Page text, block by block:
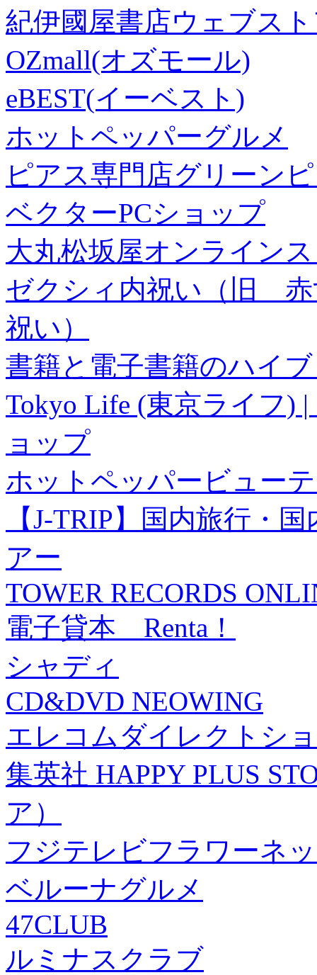
紀伊國屋書店ウェブス
OZmall(オズモール)
eBEST(イーベスト)
ホットペッパーグルメ
ピアス専門店グリーン
ベクターPCショップ
大丸松坂屋オンライン
ゼクシィ内祝い（旧 赤
祝い）
書籍と電子書籍のハイ
Tokyo Life (東京ライフ)
ョップ
ホットペッパービュー
【J-TRIP】国内旅行・
アー
TOWER RECORDS
電子貸本 Renta！
シャディ
CD&DVD NEOWING
エレコムダイレクトシ
集英社 HAPPY PLUS
ア）
フジテレビフラワーネ
ベルーナグルメ
47CLUB
ルミナスクラブ